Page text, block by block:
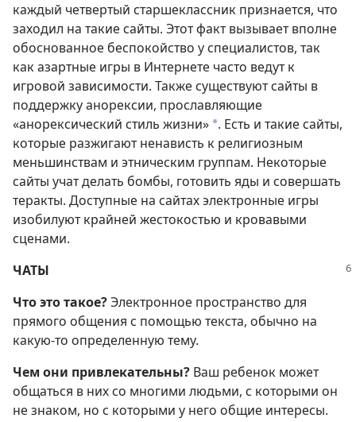
каждый четвертый старшеклассник признается, что
заходил на такие сайты. Этот факт вызывает вполне
обоснованное беспокойство у специалистов, так
как азартные игры в Интернете часто ведут к
игровой зависимости. Также существуют сайты в
поддержку анорексии, прославляющие
«анорексический стиль жизни» *. Есть и такие сайты,
которые разжигают ненависть к религиозным
меньшинствам и этническим группам. Некоторые
сайты учат делать бомбы, готовить яды и совершать
теракты. Доступные на сайтах электронные игры
изобилуют крайней жестокостью и кровавыми
сценами.
ЧАТЫ
Что это такое?Электронное пространство для
прямого общения с помощью текста, обычно на
какую-то определенную тему.
Чем они привлекательны? Ваш ребенок может
общаться в них со многими людьми, с которыми он
не знаком, но с которыми у него общие интересы.